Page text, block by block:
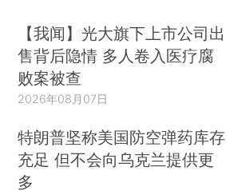
【我闻】光大旗下上市公司出
售背后隐情 多人卷入医疗腐
败案被查
2026年08月07日
特朗普坚称美国防空弹药库存
充足 但不会向乌克兰提供更
多